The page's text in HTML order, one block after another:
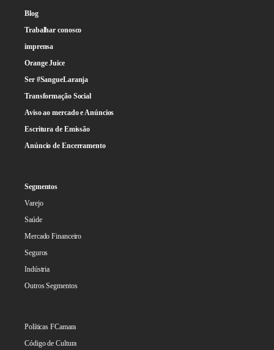
Blog
Trabalhar conosco
imprensa
Orange Juice
Ser #SangueLaranja
Transformação Social
Aviso ao mercado e Anúncios
Escritura de Emissão
Anúncio de Encerramento
Segmentos
Varejo
Saúde
Mercado Financeiro
Seguros
Indústria
Outros Segmentos
Políticas FCamara
Código de Cultura